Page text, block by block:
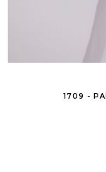
1709 -